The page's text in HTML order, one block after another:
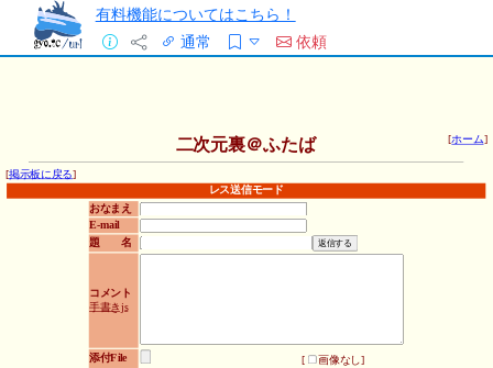
有料機能についてはこちら！
通常
依頼